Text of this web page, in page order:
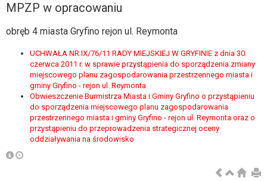
MPZP w opracowaniu
obręb 4 miasta Gryfino rejon ul. Reymonta
UCHWAŁA NR IX/76/11 RADY MIEJSKIEJ W GRYFINIE z dnia 30
czerwca 2011 r. w sprawie przystąpienia do sporządzenia zmiany
miejscowego planu zagospodarowania przestrzennego miasta i
gminy Gryfino - rejon ul. Reymonta
Obwieszczenie Burmistrza Miasta i Gminy Gryfino o przystąpieniu
do sporządzenia miejscowego planu zagospodarowania
przestrzennego miasta i gminy Gryfino - rejon ul. Reymonta oraz o
przystąpieniu do przeprowadzenia strategicznej oceny
oddziaływania na środowisko
zgody wyrażonej przez tą osobę,
zautomatyzowany;
danych na podstawie art. 21 RODO, wobec
przetwarzania danych osobowych, którego
podstawą prawną jest:
niezbędność przetwarzania do
wykonania zadania realizowanego w
interesie publicznym lub w ramach
sprawowania władzy publicznej